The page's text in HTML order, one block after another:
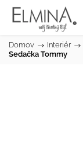
Domov / Interiér /
Sedačka Tommy